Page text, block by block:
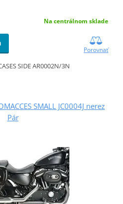
Na centrálnom sklade
Porovnať
SIDE AR0002N/3N
SMALL JC0004J nerez
Pár